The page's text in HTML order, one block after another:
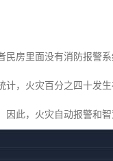
房里面没有消防报警
，火灾百分之四十发
此，火灾自动报警和